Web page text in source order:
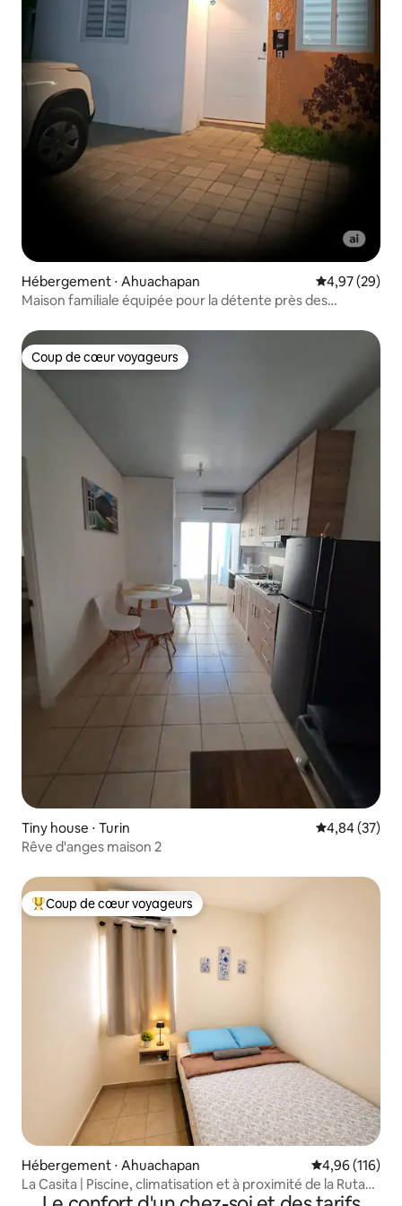
Hébergement ⋅ Ahuachapan Évaluation
4,97 (29)
Maison familiale équipée pour la détente près des
Coup de cœur voyageurs
Coup de cœur voyageurs
Tiny house ⋅ Turin Évaluation
4,84 (37)
Rêve d'anges maison 2
Coups de cœur voyageurs les plus appréciés
Coup de cœur voyageurs
Hébergement ⋅ Ahuachapan Évaluation
4,96 (116)
La Casita | Piscine, climatisation et à proximité de la Ruta
las Flores